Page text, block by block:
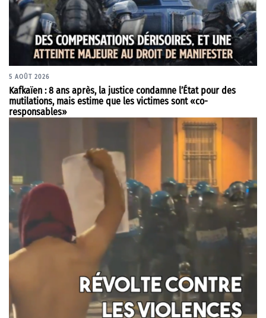
5 AOÛT 2026
Kafkaïen : 8 ans après, la justice condamne l’État pour des
mutilations, mais estime que les victimes sont «co-
responsables»